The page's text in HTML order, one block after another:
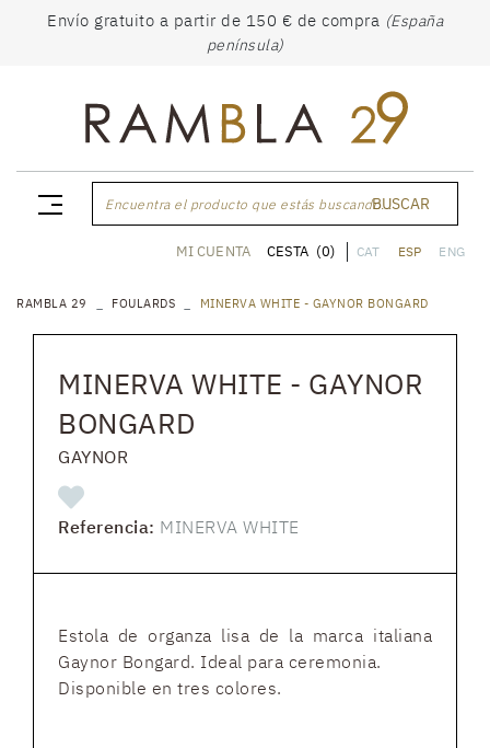
Envío gratuito a partir de 150 € de compra (España
península)
Encuentra el producto que estás buscando...BUSCAR
CAT ESP ENG
MI CUENTA CESTA (0)
RAMBLA 29 FOULARDS MINERVA WHITE - GAYNOR BONGARD
MINERVA WHITE - GAYNOR
BONGARD
GAYNOR
Referencia: MINERVA WHITE
Estola de organza lisa de la marca italiana
Gaynor Bongard. Ideal para ceremonia.
Disponible en tres colores.